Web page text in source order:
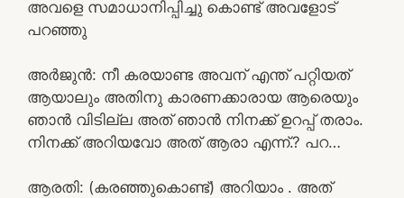
അവളെ സമാധാനിപ്പിച്ചു കൊണ്ട് അവളോട്
പറഞ്ഞു
അർജുൻ: നീ കരയാണ്ട അവന് എന്ത് പറ്റിയത്
ആയാലും അതിനു കാരണക്കാരായ ആരെയും
ഞാൻ വിടില്ല അത് ഞാൻ നിനക്ക് ഉറപ്പ് തരാം.
നിനക്ക് അറിയവോ അത് ആരാ എന്ന്.? പറ…
ആരതി: (കരഞ്ഞുകൊണ്ട്) അറിയാം . അത്